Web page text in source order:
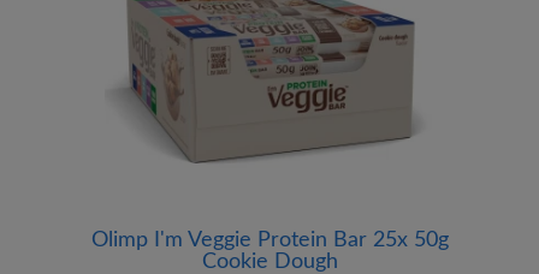
Olimp I'm Veggie Protein Bar 25x 50g
Cookie Dough